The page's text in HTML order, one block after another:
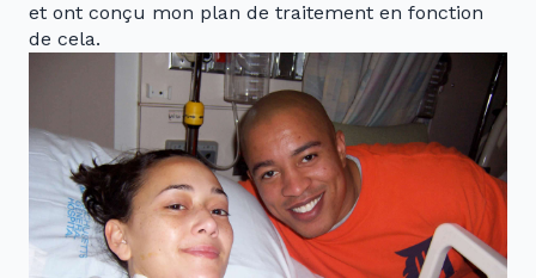
et ont conçu mon plan de traitement en fonction
de cela.